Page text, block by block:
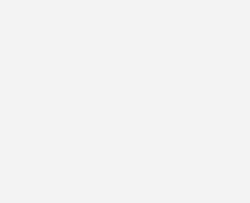
Plattform-
Connected Mobility
Cloud Native